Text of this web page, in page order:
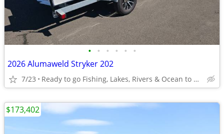
• • • • • •
2026 Alumaweld Stryker 202
7/23 Ready to go Fishing, Lakes, Rivers & Ocean to Bays
$173,402